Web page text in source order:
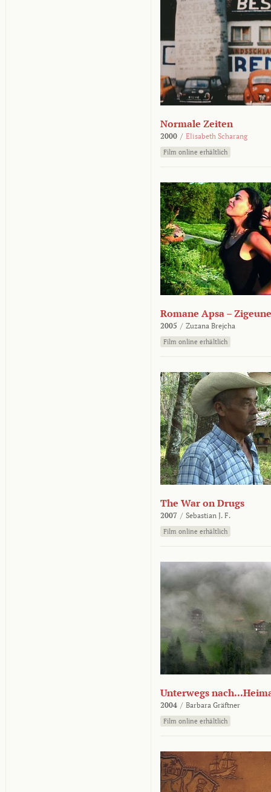
Normale Zeiten
2000 / Elisabeth Scharang
Film online erhältlich
Romane Apsa –
2005 / Zuzana Brejcha
Film online erhältlich
The War on Drugs
2007 / Sebastian J. F.
Film online erhältlich
Unterwegs
2004 / Barbara Gräftner
Film online erhältlich